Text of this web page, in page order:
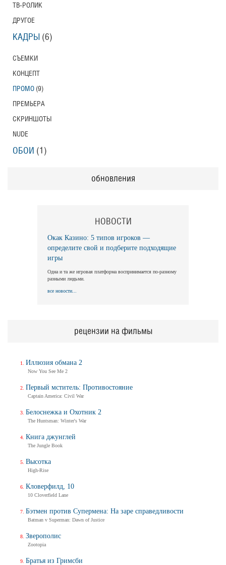
ТВ-РОЛИК
ДРУГОЕ
КАДРЫ (6)
СЪЕМКИ
КОНЦЕПТ
ПРОМО (9)
ПРЕМЬЕРА
СКРИНШОТЫ
NUDE
ОБОИ (1)
обновления
НОВОСТИ
Окак Казино: 5 типов игроков —
определите свой и подберите подходящие
игры
Одна и та же игровая платформа воспринимается по-разному
разными людьми.
все новости...
рецензии на фильмы
Иллюзия обмана 2
Now You See Me 2
Первый мститель: Противостояние
Captain America: Civil War
Белоснежка и Охотник 2
The Huntsman: Winter's War
Книга джунглей
The Jungle Book
Высотка
High-Rise
Кловерфилд, 10
10 Cloverfield Lane
Бэтмен против Супермена: На заре справедливости
Batman v Superman: Dawn of Justice
Зверополис
Zootopia
Братья из Гримсби